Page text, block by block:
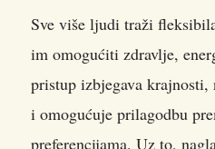
Sve više ljudi traži
im omogućiti zdravlje,
pristup izbjegava krajnosti,
i omogućuje prilagodbu
preferencijama. Uz to,